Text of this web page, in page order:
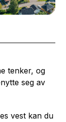
tenker, og
seg av
vest kan du